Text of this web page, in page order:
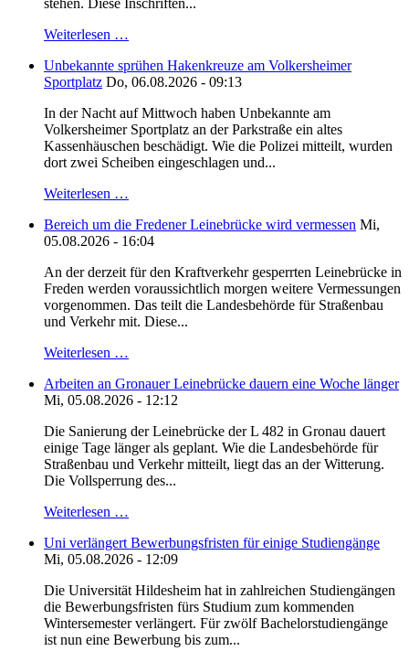
stehen. Diese Inschriften...
Weiterlesen …
Unbekannte sprühen Hakenkreuze am Volkersheimer
Sportplatz Do, 06.08.2026 - 09:13
In der Nacht auf Mittwoch haben Unbekannte am
Volkersheimer Sportplatz an der Parkstraße ein altes
Kassenhäuschen beschädigt. Wie die Polizei mitteilt, wurden
dort zwei Scheiben eingeschlagen und...
Weiterlesen …
Bereich um die Fredener Leinebrücke wird vermessen Mi,
05.08.2026 - 16:04
An der derzeit für den Kraftverkehr gesperrten Leinebrücke in
Freden werden voraussichtlich morgen weitere Vermessungen
vorgenommen. Das teilt die Landesbehörde für Straßenbau
und Verkehr mit. Diese...
Weiterlesen …
Arbeiten an Gronauer Leinebrücke dauern eine Woche länger
Mi, 05.08.2026 - 12:12
Die Sanierung der Leinebrücke der L 482 in Gronau dauert
einige Tage länger als geplant. Wie die Landesbehörde für
Straßenbau und Verkehr mitteilt, liegt das an der Witterung.
Die Vollsperrung des...
Weiterlesen …
Uni verlängert Bewerbungsfristen für einige Studiengänge
Mi, 05.08.2026 - 12:09
Die Universität Hildesheim hat in zahlreichen Studiengängen
die Bewerbungsfristen fürs Studium zum kommenden
Wintersemester verlängert. Für zwölf Bachelorstudiengänge
ist nun eine Bewerbung bis zum...